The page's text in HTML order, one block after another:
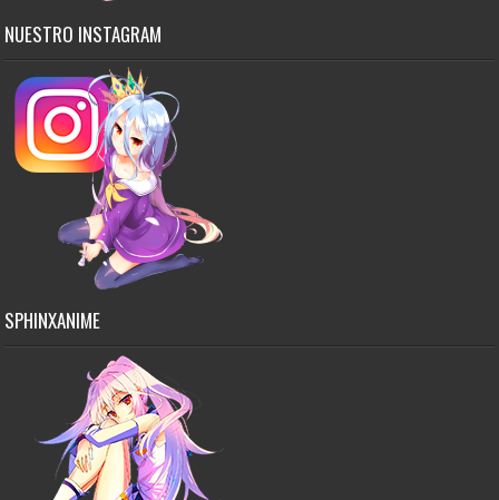
NUESTRO INSTAGRAM
SPHINXANIME